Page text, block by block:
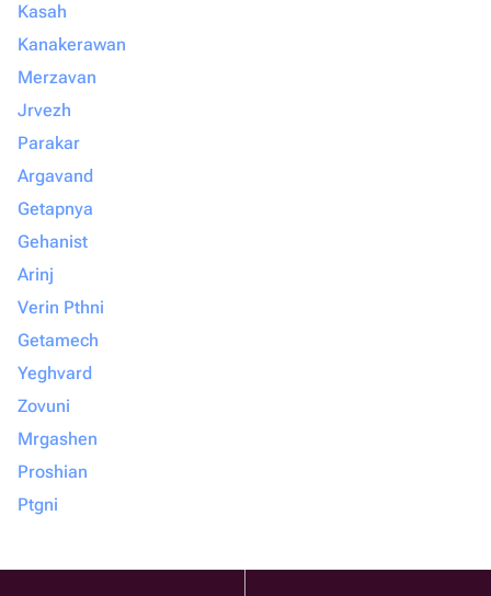
Kasah
Kanakerawan
Merzavan
Jrvezh
Parakar
Argavand
Getapnya
Gehanist
Arinj
Verin Pthni
Getamech
Yeghvard
Zovuni
Mrgashen
Proshian
Ptgni